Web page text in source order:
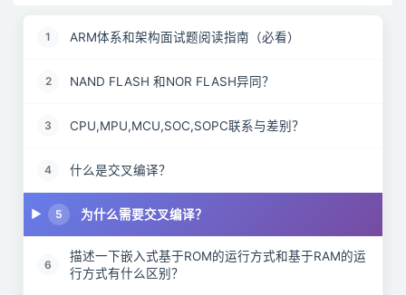
1 ARM体系和架构面试题阅读指南（必看）
2 NAND FLASH 和NOR FLASH异同？
3 CPU,MPU,MCU,SOC,SOPC联系与差别？
4 什么是交叉编译？
5 为什么需要交叉编译？
6
描述一下嵌入式基于ROM的运行方式和基于RAM的运
行方式有什么区别？